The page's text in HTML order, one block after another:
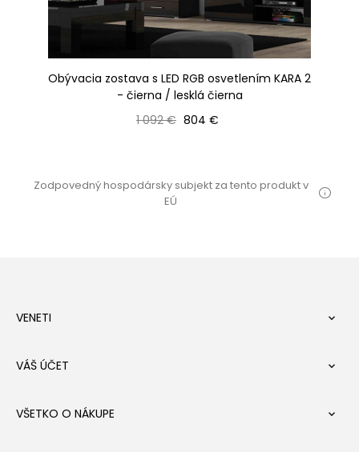
Obývacia zostava s LED RGB osvetlením KARA 2
- čierna / lesklá čierna
Bežná cena
1 092 € Cena
804 €
Zodpovedný hospodársky subjekt za tento produkt v
EÚ
VENETI 
VÁŠ ÚČET 
VŠETKO O NÁKUPE 